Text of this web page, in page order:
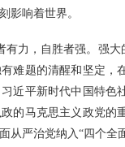
影响着世界。
有力，自胜者强。强
难题的清醒和坚定
近平新时代中国特
的马克思主义政党
从严治党纳入“四个